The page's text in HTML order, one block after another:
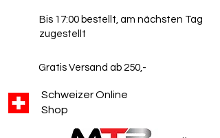
Schweizer Online
Shop
Bis 17:00 bestellt, am nächsten Tag
zugestellt
Gratis Versand ab 250,-